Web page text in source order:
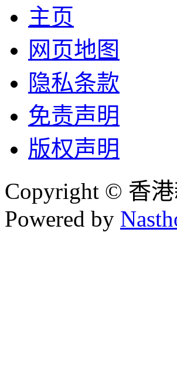
主页
网页地图
隐私条款
免责声明
版权声明
Copyright © 香
Powered by